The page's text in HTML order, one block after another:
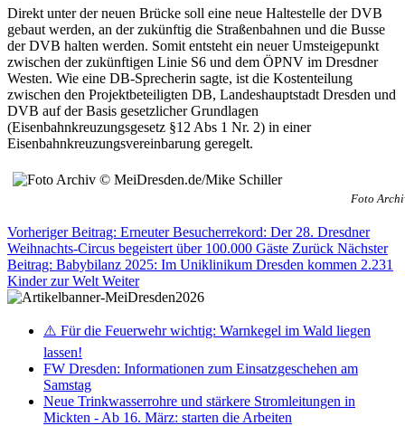
Direkt unter der neuen Brücke soll eine neue Haltestelle der DVB
gebaut werden, an der zukünftig die Straßenbahnen und die Busse
der DVB halten werden. Somit entsteht ein neuer Umsteigepunkt
zwischen der zukünftigen Linie S6 und dem ÖPNV im Dresdner
Westen. Wie eine DB-Sprecherin sagte, ist die Kostenteilung
zwischen den Projektbeteiligten DB, Landeshauptstadt Dresden und
DVB auf der Basis gesetzlicher Grundlagen
(Eisenbahnkreuzungsgesetz §12 Abs 1 Nr. 2) in einer
Eisenbahnkreuzungsvereinbarung geregelt.
Foto
Vorheriger Beitrag: Erneuter Besucherrekord: Der 28. Dresdner
Weihnachts-Circus begeistert über 100.000 Gäste Zurück Nächster
Beitrag: Babybilanz 2025: Im Uniklinikum Dresden kommen 2.231
Kinder zur Welt Weiter
⚠️ Für die Feuerwehr wichtig: Warnkegel im Wald liegen
lassen!
FW Dresden: Informationen zum Einsatzgeschehen am
Samstag
Neue Trinkwasserrohre und stärkere Stromleitungen in
Mickten - Ab 16. März: starten die Arbeiten